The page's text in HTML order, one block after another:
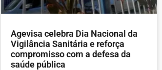
Agevisa celebra Dia Nacional da
Vigilância Sanitária e reforça
compromisso com a defesa da
saúde pública